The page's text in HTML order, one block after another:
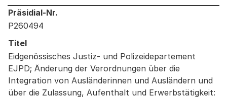
Informationen zum Ausgewählten Geschäft
Präsidial-Nr.
P260494
Titel
Eidgenössisches Justiz- und Polizeidepartement
EJPD; Änderung der Verordnungen über die
Integration von Ausländerinnen und Ausländern und
über die Zulassung, Aufenthalt und Erwerbstätigkeit: